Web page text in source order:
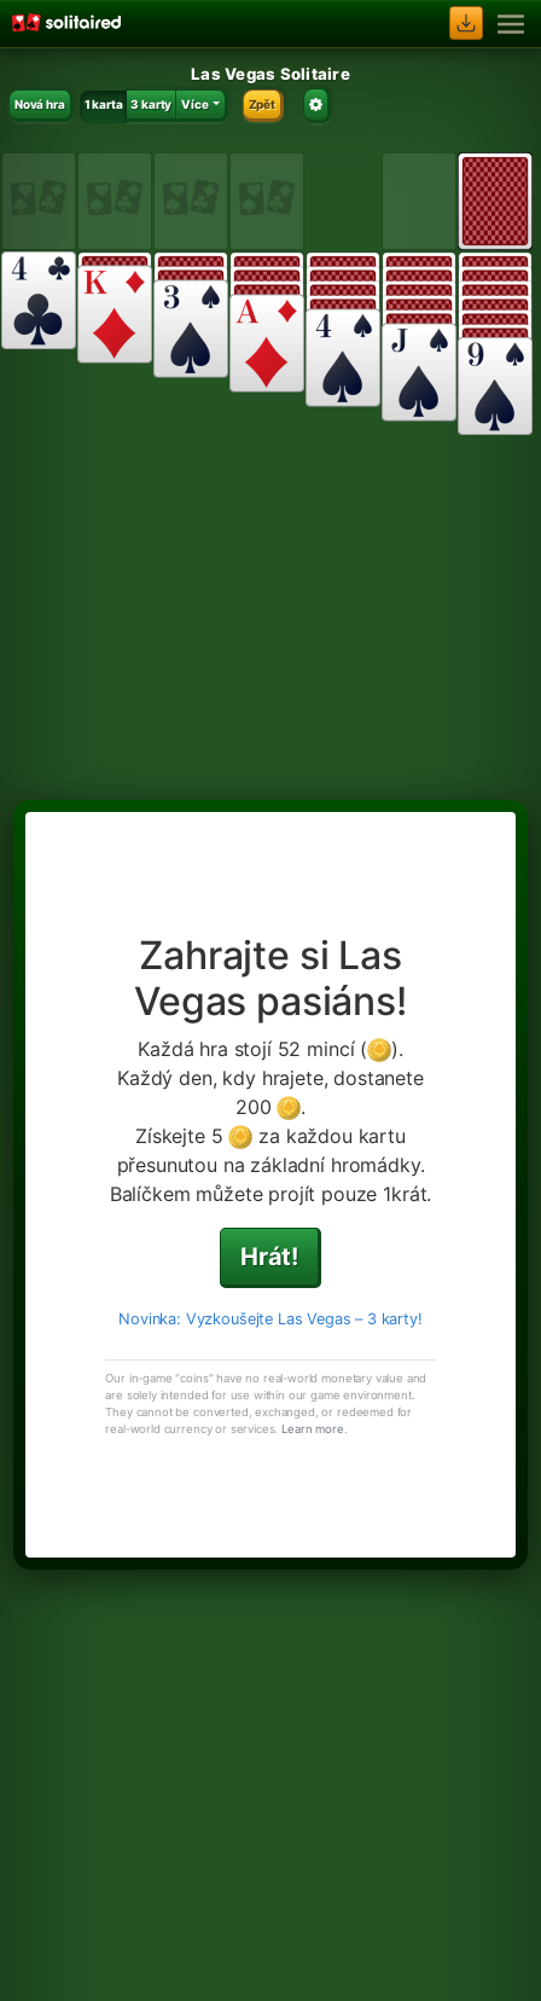
Las Vegas Solitaire
Nová hra 1 karta 3 karty Více Zpět
Zahrajte si Las
Vegas pasiáns!
Každá hra stojí 52 mincí (
).
Každý den, kdy hrajete, dostanete
200
.
Získejte 5
za každou kartu
přesunutou na základní hromádky.
Balíčkem můžete projít pouze 1krát.
Hrát!
Novinka: Vyzkoušejte Las Vegas – 3 karty!
Our in-game "coins" have no real-world monetary value and
are solely intended for use within our game environment.
They cannot be converted, exchanged, or redeemed for
real-world currency or services. Learn more